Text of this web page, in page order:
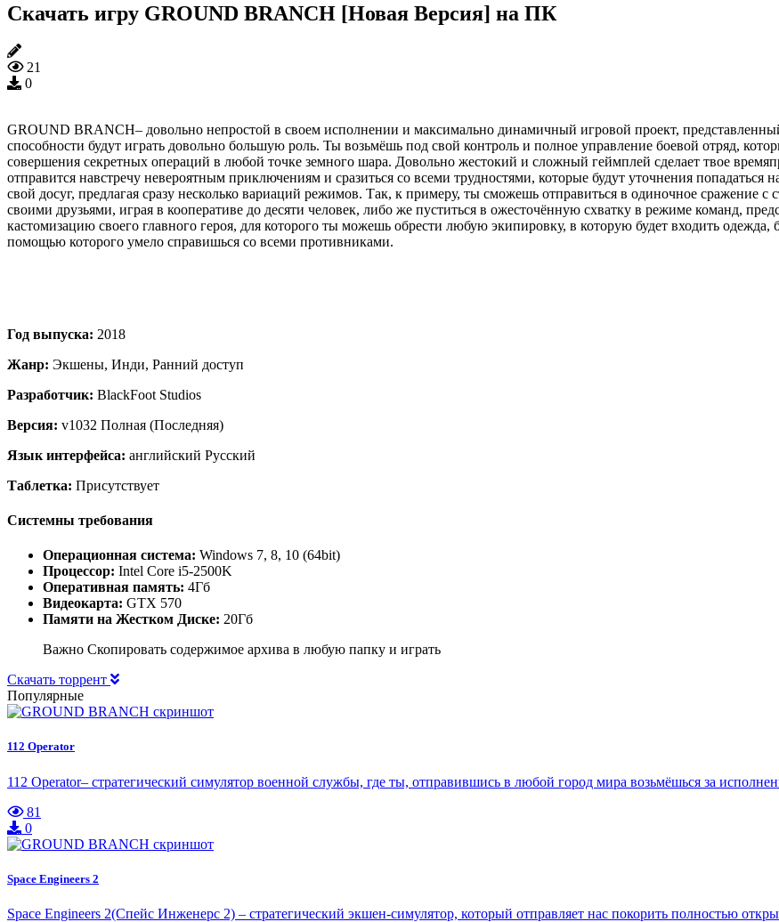
Скачать игру GROUND BRANCH [Новая Версия] на ПК
21
0
GROUND BRANCH– довольно непростой в своем исполнении и максимально динамичный игровой проект,
способности будут играть довольно большую роль. Ты возьмёшь под свой контроль и полное управление боевой отряд,
совершения секретных операций в любой точке земного шара. Довольно жестокий и сложный геймплей сделает твое
отправится навстречу невероятным приключениям и сразиться со всеми трудностями, которые будут уточнения попадаться
свой досуг, предлагая сразу несколько вариаций режимов. Так, к примеру, ты сможешь отправиться в одиночное сражение
своими друзьями, играя в кооперативе до десяти человек, либо же пуститься в ожесточённую схватку в режиме команд,
кастомизацию своего главного героя, для которого ты можешь обрести любую экипировку, в которую будет входить
помощью которого умело справишься со всеми противниками.
Год выпуска: 2018
Жанр: Экшены, Инди, Ранний доступ
Разработчик: BlackFoot Studios
Версия: v1032 Полная (Последняя)
Язык интерфейса: английский Русский
Таблетка: Присутствует
Системны требования
Операционная система: Windows 7, 8, 10 (64bit)
Процессор: Intel Core i5-2500K
Оперативная память: 4Гб
Видеокарта: GTX 570
Памяти на Жестком Диске: 20Гб
Важно Скопировать содержимое архива в любую папку и играть
Скачать торрент
Популярные
112 Operator
112 Operator– стратегический симулятор военной службы, где ты, отправившись в любой город мира возьмёшься за
81
0
Space Engineers 2
Space Engineers 2(Спейс Инженерс 2) – стратегический экшен-симулятор, который отправляет нас покорить полностью